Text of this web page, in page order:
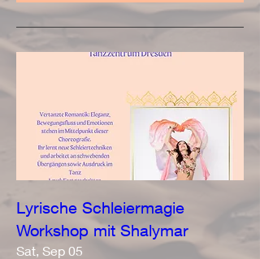
Lyrische Schleiermagie
Workshop mit Shalymar
Sat, Sep 05